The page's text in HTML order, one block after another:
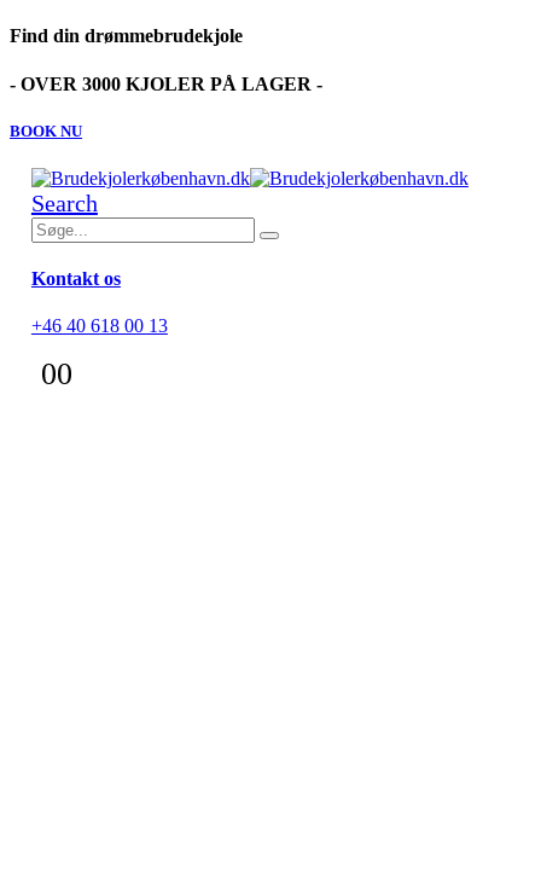
Find din drømmebrudekjole
- OVER 3000 KJOLER PÅ LAGER -
BOOK NU
Search
Kontakt os
+46 40 618 00 13
00